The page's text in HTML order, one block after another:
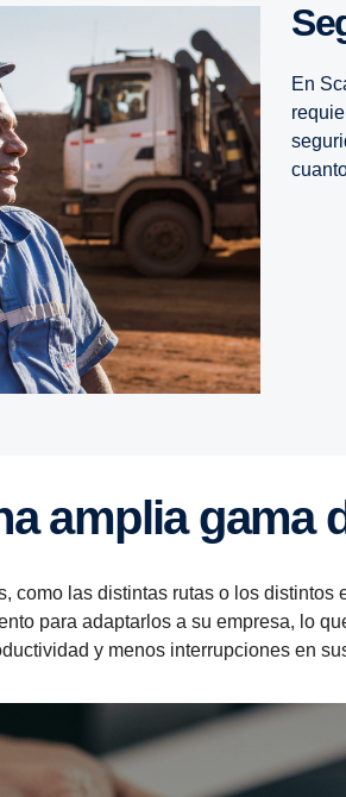
En
amplia
como las distintas rutas o los
para adaptarlos a su empresa, lo
y menos interrupciones en